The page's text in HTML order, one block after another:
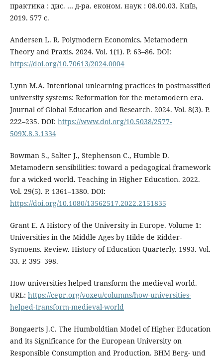
практика : дис. … д-ра. економ. наук : 08.00.03. Київ,
2019. 577 с.
Andersen L. R. Polymodern Economics. Metamodern
Theory and Praxis. 2024. Vol. 1(1). P. 63–86. DOI:
https://doi.org/10.70613/2024.0004
Lynn M.A. Intentional unlearning practices in postmassified
university systems: Reformation for the metamodern era.
Journal of Global Education and Research. 2024. Vol. 8(3). P.
222–235. DOI: https://www.doi.org/10.5038/2577-
509X.8.3.1334
Bowman S., Salter J., Stephenson C., Humble D.
Metamodern sensibilities: toward a pedagogical framework
for a wicked world. Teaching in Higher Education. 2022.
Vol. 29(5). P. 1361–1380. DOI:
https://doi.org/10.1080/13562517.2022.2151835
Grant E. A History of the University in Europe. Volume 1:
Universities in the Middle Ages by Hilde de Ridder-
Symoens. Review. History of Education Quarterly. 1993. Vol.
33. P. 395–398.
How universities helped transform the medieval world.
URL: https://cepr.org/voxeu/columns/how-universities-
helped-transform-medieval-world
Bongaerts J.C. The Humboldtian Model of Higher Education
and its Significance for the European University on
Responsible Consumption and Production. BHM Berg- und